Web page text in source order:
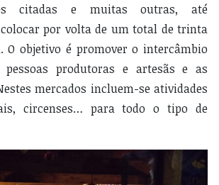
citadas e muitas outras, até
por volta de um total de trinta
O objetivo é promover o intercâmbio
produtoras e artesãs e as
mercados incluem-se atividades
circenses… para todo o tipo de